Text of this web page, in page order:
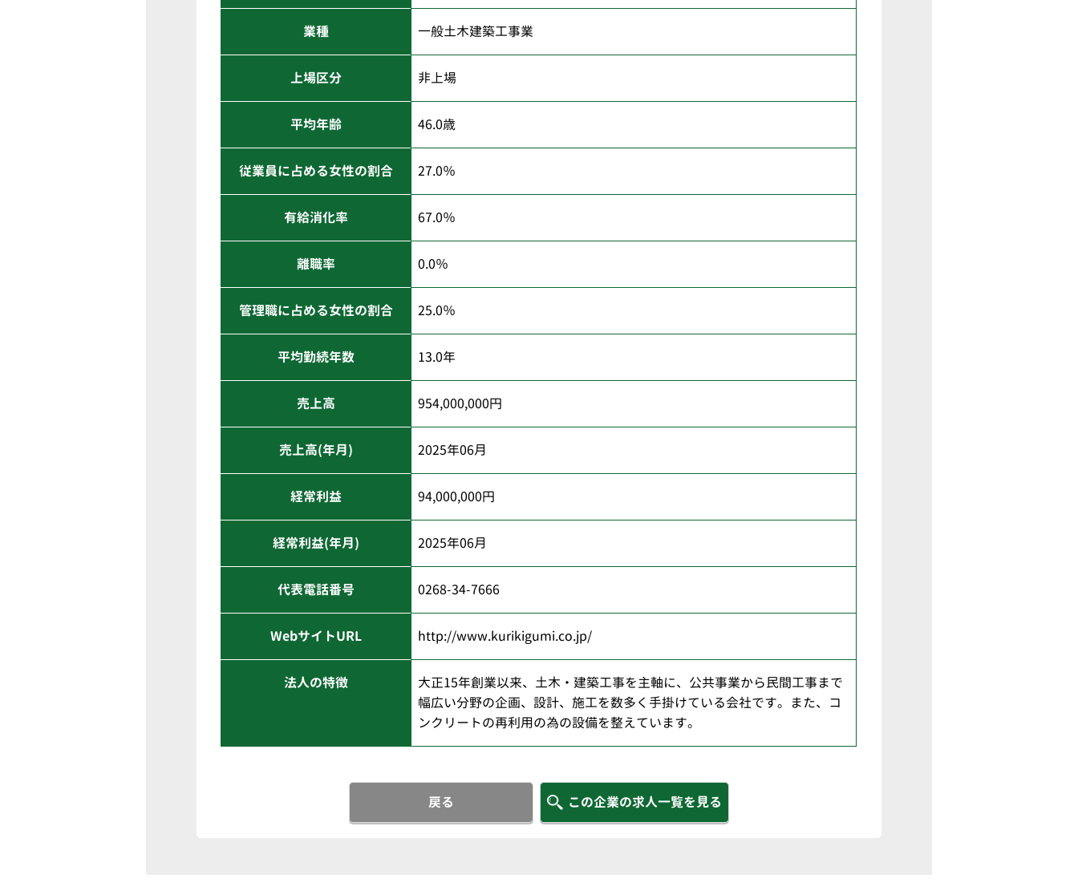
業種 一般土木建築工事業
上場区分 非上場
平均年齢 46.0歳
従業員に占める女性の割合 27.0％
有給消化率 67.0％
離職率 0.0％
管理職に占める女性の割合 25.0％
平均勤続年数 13.0年
売上高 954,000,000円
売上高(年月) 2025年06月
経常利益 94,000,000円
経常利益(年月) 2025年06月
代表電話番号 0268-34-7666
WebサイトURL http://www.kurikigumi.co.jp/
法人の特徴
大正15年創業以来、土木・建築工事を主軸に、公共事業から民間工事まで
幅広い分野の企画、設計、施工を数多く手掛けている会社です。また、コ
ンクリートの再利用の為の設備を整えています。
戻る この企業の求人一覧を見る